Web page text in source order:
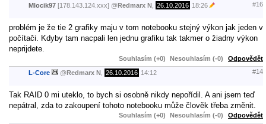
Mlocik97 [178.143.124.xxx] @Redmarx N 26.10.2016 18:26 #16
problém je že tie 2 grafiky maju v tom notebooku stejný výkon jak jeden v
počítači. Kdyby tam nacpali len jednu grafiku tak takmer o žiadny výkon
neprijdete.
Souhlasím (+0) Nesouhlasím (-0) Odpovědět
L-Core @Redmarx N 26.10.2016 14:12 #14
Tak RAID 0 mi uteklo, to bych si osobně nikdy nepořídil. A ani jsem teď
nepátral, zda to zakoupení tohoto notebooku může člověk třeba změnit.
Souhlasím (+0) Nesouhlasím (-0) Odpovědět